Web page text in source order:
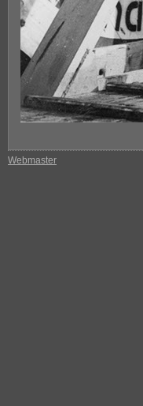
Webmaster